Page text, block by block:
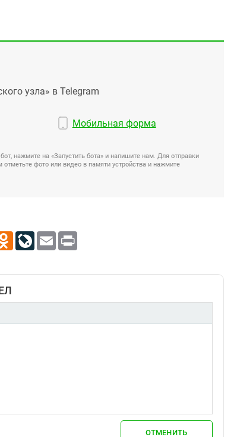
узла» в Telegram
Мобильная форма
нажмите на «Запустить бота» и напишите нам. Для отправки
фото или видео в памяти устройства и нажмите
Odnoklassniki
LiveJournal
Email
ОТМЕНИТЬ